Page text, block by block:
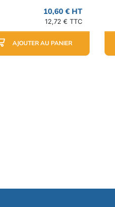
10,60 € HT
12,72 € TTC
AJOUTER AU PANIER